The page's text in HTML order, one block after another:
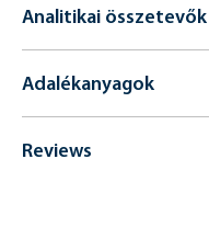
Analitikai összetevők
Adalékanyagok
Reviews